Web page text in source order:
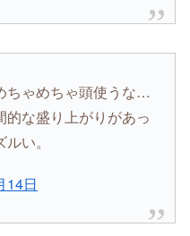
ちゃめちゃ頭使うな…
な盛り上がりがあっ
い。
14日